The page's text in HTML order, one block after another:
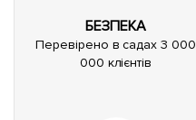
БЕЗПЕКА
Перевірено в садах 3 000
000 клієнтів